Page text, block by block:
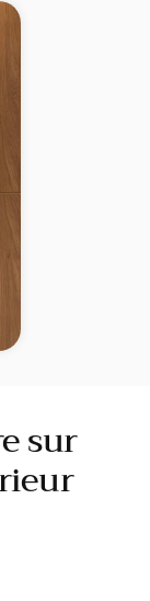
sur